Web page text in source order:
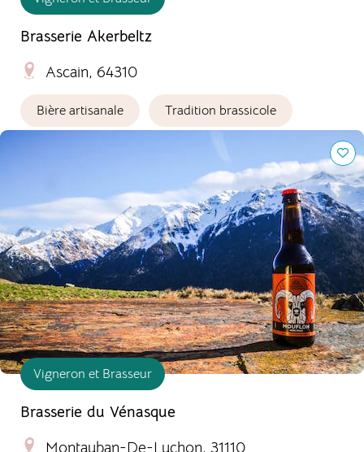
Brasserie Akerbeltz
Ascain, 64310
Bière artisanale Tradition brassicole
Vigneron et Brasseur
Brasserie du Vénasque
Montauban-De-Luchon, 31110